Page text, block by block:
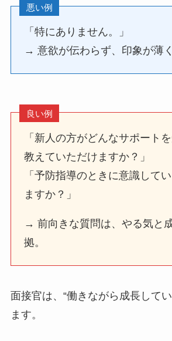
悪い例
「特にありません。」
→ 意欲が伝わらず、印象が薄
良い例
「新人の方がどんなサポート
教えていただけますか？」
「予防指導のときに意識して
ますか？」
→ 前向きな質問は、やる気と
拠。
面接官は、“働きながら成長して
ます。